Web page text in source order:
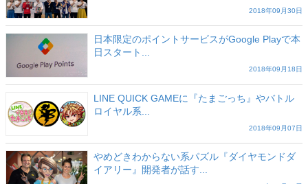
2018年09月30日
日本限定のポイントサービスがGoogle Playで本
日スタート...
2018年09月18日
LINE QUICK GAMEに『たまごっち』やバトル
ロイヤル系...
2018年09月07日
やめどきわからない系パズル『ダイヤモンドダ
イアリー』開発者が話す...